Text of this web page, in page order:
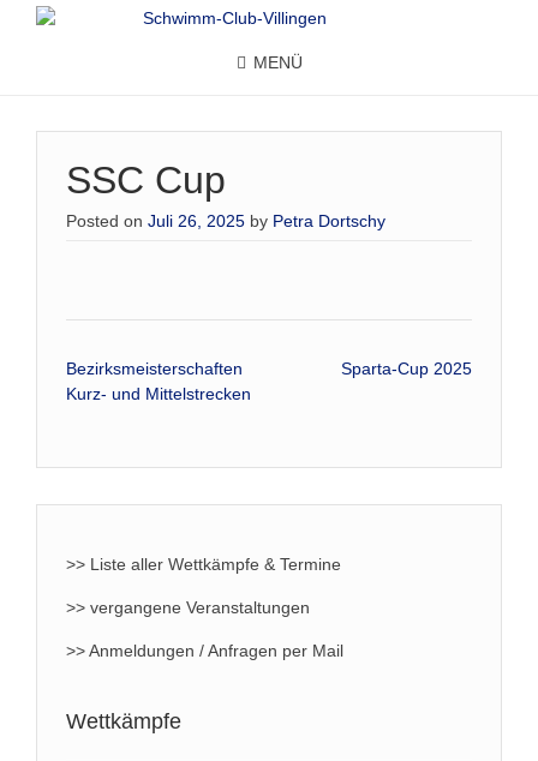
MENÜ
SSC Cup
Posted on Juli 26, 2025 by Petra Dortschy
Beitrags-
Navigation
Bezirksmeisterschaften
Kurz- und Mittelstrecken
Sparta-Cup 2025
>> Liste aller Wettkämpfe & Termine
>> vergangene Veranstaltungen
>> Anmeldungen / Anfragen per Mail
Wettkämpfe